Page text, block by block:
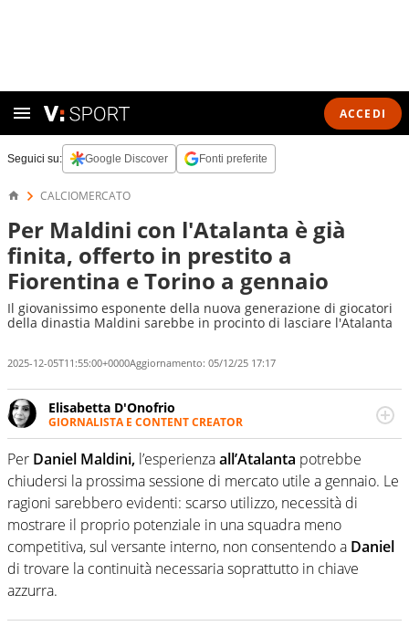
ACCEDI
Seguici su: Google Discover Fonti preferite
CALCIOMERCATO
Per Maldini con l'Atalanta è già
finita, offerto in prestito a
Fiorentina e Torino a gennaio
Il giovanissimo esponente della nuova generazione di giocatori
della dinastia Maldini sarebbe in procinto di lasciare l'Atalanta
2025-12-05T11:55:00+0000Aggiornamento: 05/12/25 17:17
Elisabetta D'Onofrio
GIORNALISTA E CONTENT CREATOR
Giornalista professionista dal 2007, scrive per curiosità
personale e necessità: soprattutto di calcio, di sport e dei
suoi protagonisti, concedendosi innocenti evasioni
nell'ambito della creazione di format. Un tempo ala
destra, oggi si sente a suo agio nel ruolo di libero. Cura
una classifica riservata dei migliori 5 calciatori di sempre.
Per Daniel Maldini, l’esperienzaall’Atalanta potrebbe
chiudersi la prossima sessione di mercato utile a gennaio. Le
ragioni sarebbero evidenti: scarso utilizzo, necessità di
mostrare il proprio potenziale in una squadra meno
competitiva, sul versante interno, non consentendo a Daniel
di trovare la continuità necessaria soprattutto in chiave
azzurra.